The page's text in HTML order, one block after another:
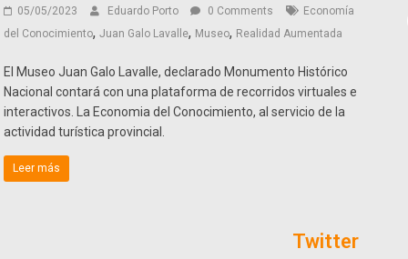
05/05/2023 Eduardo Porto 0 Comments
Economía
del Conocimiento,Juan Galo Lavalle, Museo, Realidad Aumentada
El Museo Juan Galo Lavalle, declarado Monumento Histórico
Nacional contará con una plataforma de recorridos virtuales e
interactivos. La Economia del Conocimiento, al servicio de la
actividad turística provincial.
Leer más
Twitter